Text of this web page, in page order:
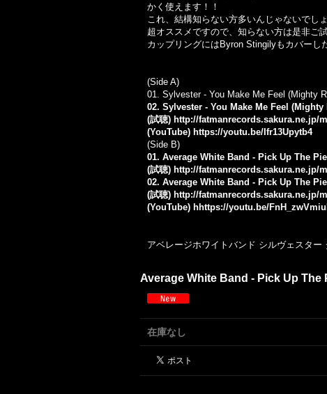
かく使えます！！
これ、結構知らない方多いんじゃないでし
超オススメですので、知らない方は是非ご
カップリングにはByron Stingilyもカバーし
(Side A)
01. Sylvester - You Make Me Feel (Mighty
02. Sylvester - You Make Me Feel (Mighty
(試聴) http://fatmanrecords.sakura.ne.jp/
(YouTube) https://youtu.be/Ifr13Upytb4
(Side B)
01. Average White Band - Pick Up The
(試聴) http://fatmanrecords.sakura.ne.jp/
02. Average White Band - Pick Up The
(試聴) http://fatmanrecords.sakura.ne.jp/
(YouTube) hhttps://youtu.be/
アベレージホワイトバンド シルヴェスタ
Average White Band - Pick Up The
在庫なし